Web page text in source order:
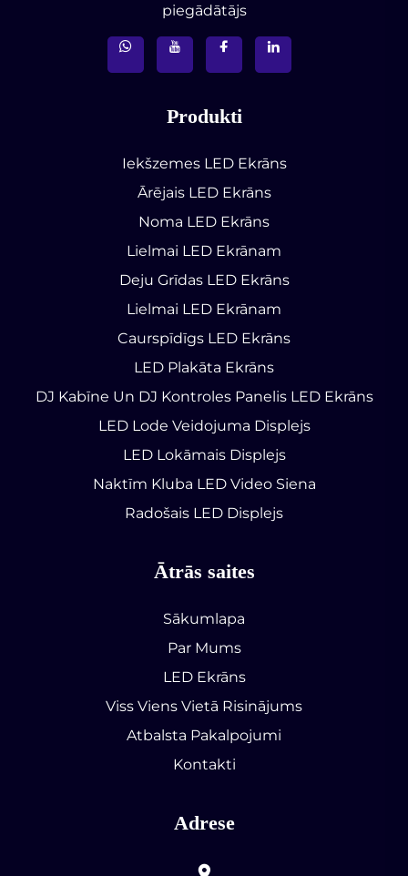
piegādātājs
Produkti
Iekšzemes LED Ekrāns
Ārējais LED Ekrāns
Noma LED Ekrāns
Lielmai LED Ekrānam
Deju Grīdas LED Ekrāns
Lielmai LED Ekrānam
Caurspīdīgs LED Ekrāns
LED Plakāta Ekrāns
DJ Kabīne Un DJ Kontroles Panelis LED Ekrāns
LED Lode Veidojuma Displejs
LED Lokāmais Displejs
Naktīm Kluba LED Video Siena
Radošais LED Displejs
Ātrās saites
Sākumlapa
Par Mums
LED Ekrāns
Viss Viens Vietā Risinājums
Atbalsta Pakalpojumi
Kontakti
Adrese